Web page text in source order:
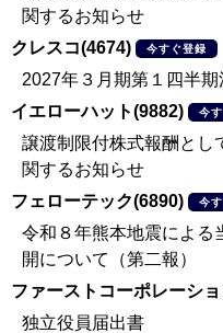
関するお知らせ
クレスコ(4674)
今すぐ登録
2027年３月期第１四半
イエローハット(9882)
今
譲渡制限付株式報酬とし
関するお知らせ
フェローテック(6890)
今
令和８年熊本地震による
開について（第二報）
ファーストコーポレーシ
独立役員届出書